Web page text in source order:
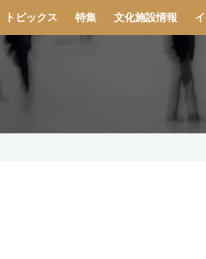
トピックス 特集 文化施設情報